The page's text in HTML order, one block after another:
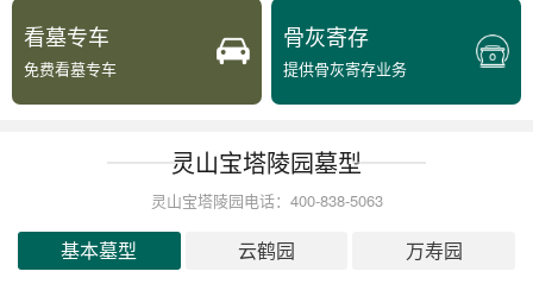
看墓专车
免费看墓专车
骨灰寄存
提供骨灰寄存业务
灵山宝塔陵园墓型
灵山宝塔陵园电话：400-838-5063
基本墓型 云鹤园 万寿园